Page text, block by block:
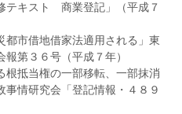
テキスト 商業登記」（平成７
都市借地借家法適用される」東
第３６号（平成７年）
根抵当権の一部移転、一部抹消
情研究会「登記情報・４８９